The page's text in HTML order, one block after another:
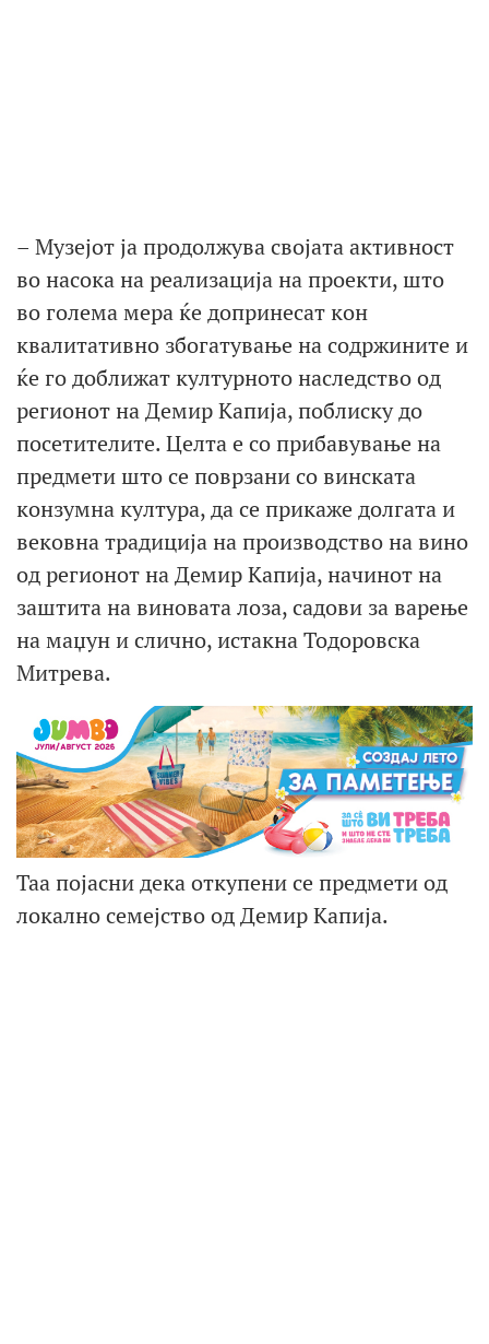
– Музејот ја продолжува својата активност
во насока на реализација на проекти, што
во голема мера ќе допринесат кон
квалитативно збогатување на содржините и
ќе го доближат културното наследство од
регионот на Демир Капија, поблиску до
посетителите. Целта е со прибавување на
предмети што се поврзани со винската
конзумна култура, да се прикаже долгата и
вековна традиција на производство на вино
од регионот на Демир Капија, начинот на
заштита на виновата лоза, садови за варење
на маџун и слично, истакна Тодоровска
Митрева.
Таа појасни дека откупени се предмети од
локално семејство од Демир Капија.